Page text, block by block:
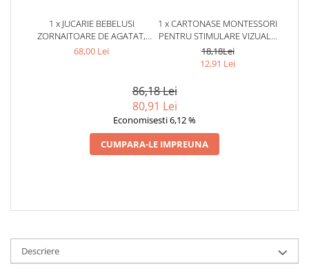
1 x JUCARIE BEBELUSI
ZORNAITOARE DE AGATAT,
ALBINUTA
68,00 Lei
1 x CARTONASE MONTESSORI
PENTRU STIMULARE VIZUALA
- SET EDUCATIV PENTRU
BEBELUSI 3-6 LUNI
18,18Lei
12,91 Lei
86,18 Lei
80,91 Lei
Economisesti 6,12 %
CUMPARA-LE IMPREUNA
Descriere